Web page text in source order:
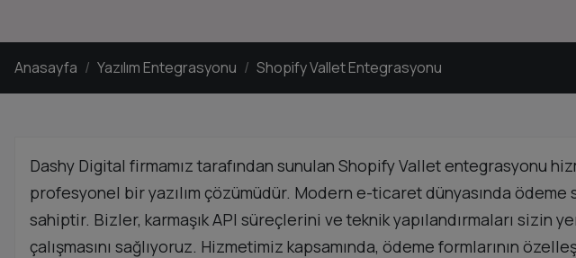
Anasayfa Yazılım Entegrasyonu Shopify Vallet Entegrasyonu
Dashy Digital firmamız tarafından sunulan Shopify Vallet entegrasyonu
profesyonel bir yazılım çözümüdür. Modern e-ticaret dünyasında
sahiptir. Bizler, karmaşık API süreçlerini ve teknik yapılandırmaları sizin
çalışmasını sağlıyoruz. Hizmetimiz kapsamında, ödeme formlarının